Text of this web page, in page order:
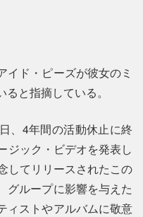
イド・ピーズが彼女のミ
と指摘している。
、4年間の活動休止に終
ジック・ビデオを発表し
してリリースされたこの
グループに影響を与えた
ィストやアルバムに敬意